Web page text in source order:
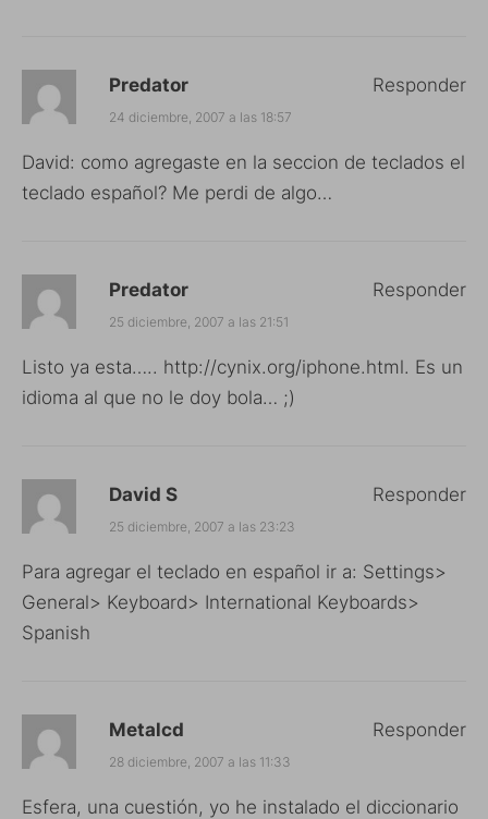
Predator
24 diciembre, 2007 a las 18:57
David: como agregaste en la seccion de teclados el
teclado español? Me perdi de algo…
Responder
Predator
25 diciembre, 2007 a las 21:51
Listo ya esta….. http://cynix.org/iphone.html. Es un
idioma al que no le doy bola… ;)
Responder
David S
25 diciembre, 2007 a las 23:23
Para agregar el teclado en español ir a: Settings>
General> Keyboard> International Keyboards>
Spanish
Responder
Metalcd
28 diciembre, 2007 a las 11:33
Esfera, una cuestión, yo he instalado el diccionario
Responder